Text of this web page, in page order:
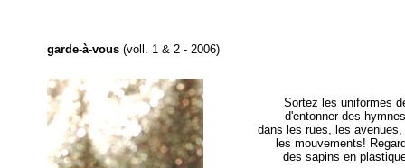
garde-à-vous (voll. 1 & 2 - 2006)
Sortez les uniformes
d'entonner des
dans les rues, les
les mouvements!
des sapins en